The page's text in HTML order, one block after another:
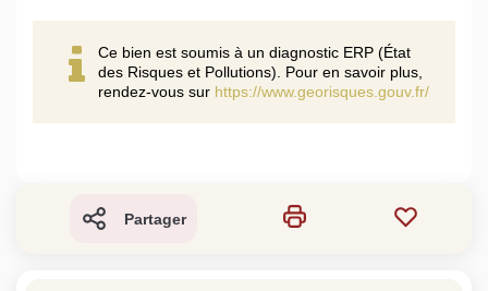
Ce bien est soumis à un diagnostic ERP (État
des Risques et Pollutions). Pour en savoir plus,
rendez-vous sur https://www.georisques.gouv.fr/
Partager